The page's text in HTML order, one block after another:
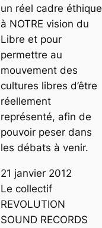
un réel cadre éthique
à NOTRE vision du
Libre et pour
permettre au
mouvement des
cultures libres d’être
réellement
représenté, afin de
pouvoir peser dans
les débats à venir.
21 janvier 2012
Le collectif
REVOLUTION
SOUND RECORDS